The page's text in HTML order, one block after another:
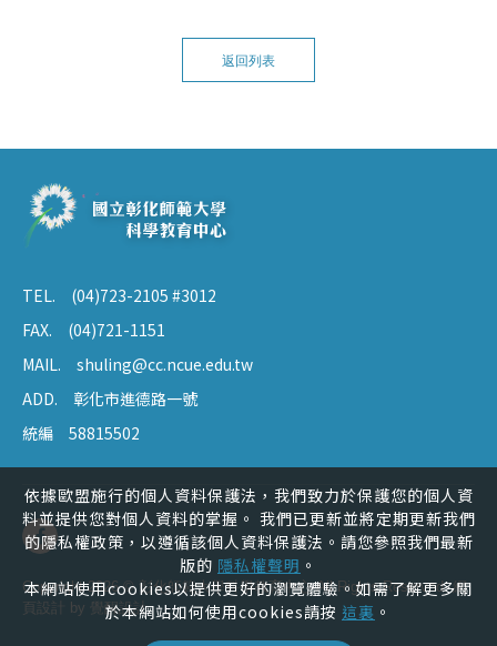
返回列表
TEL. (04)723-2105 #3012
FAX. (04)721-1151
MAIL. shuling@cc.ncue.edu.tw
ADD. 彰化市進德路一號
統編 58815502
Copyright 2026 © 彰化師範大學科學教育中心 All Rights Reserved. 網
頁設計 by 覺醒設計
依據歐盟施行的個人資料保護法，我們致力於保護您的個人資
料並提供您對個人資料的掌握。 我們已更新並將定期更新我們
的隱私權政策，以遵循該個人資料保護法。請您參照我們最新
版的 隱私權聲明 。
本網站使用cookies以提供更好的瀏覽體驗。如需了解更多關
於本網站如何使用cookies請按 這裏 。